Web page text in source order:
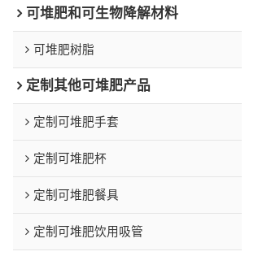
可堆肥和可生物降解材料
可堆肥树脂
定制其他可堆肥产品
定制可堆肥手套
定制可堆肥杯
定制可堆肥餐具
定制可堆肥饮用吸管